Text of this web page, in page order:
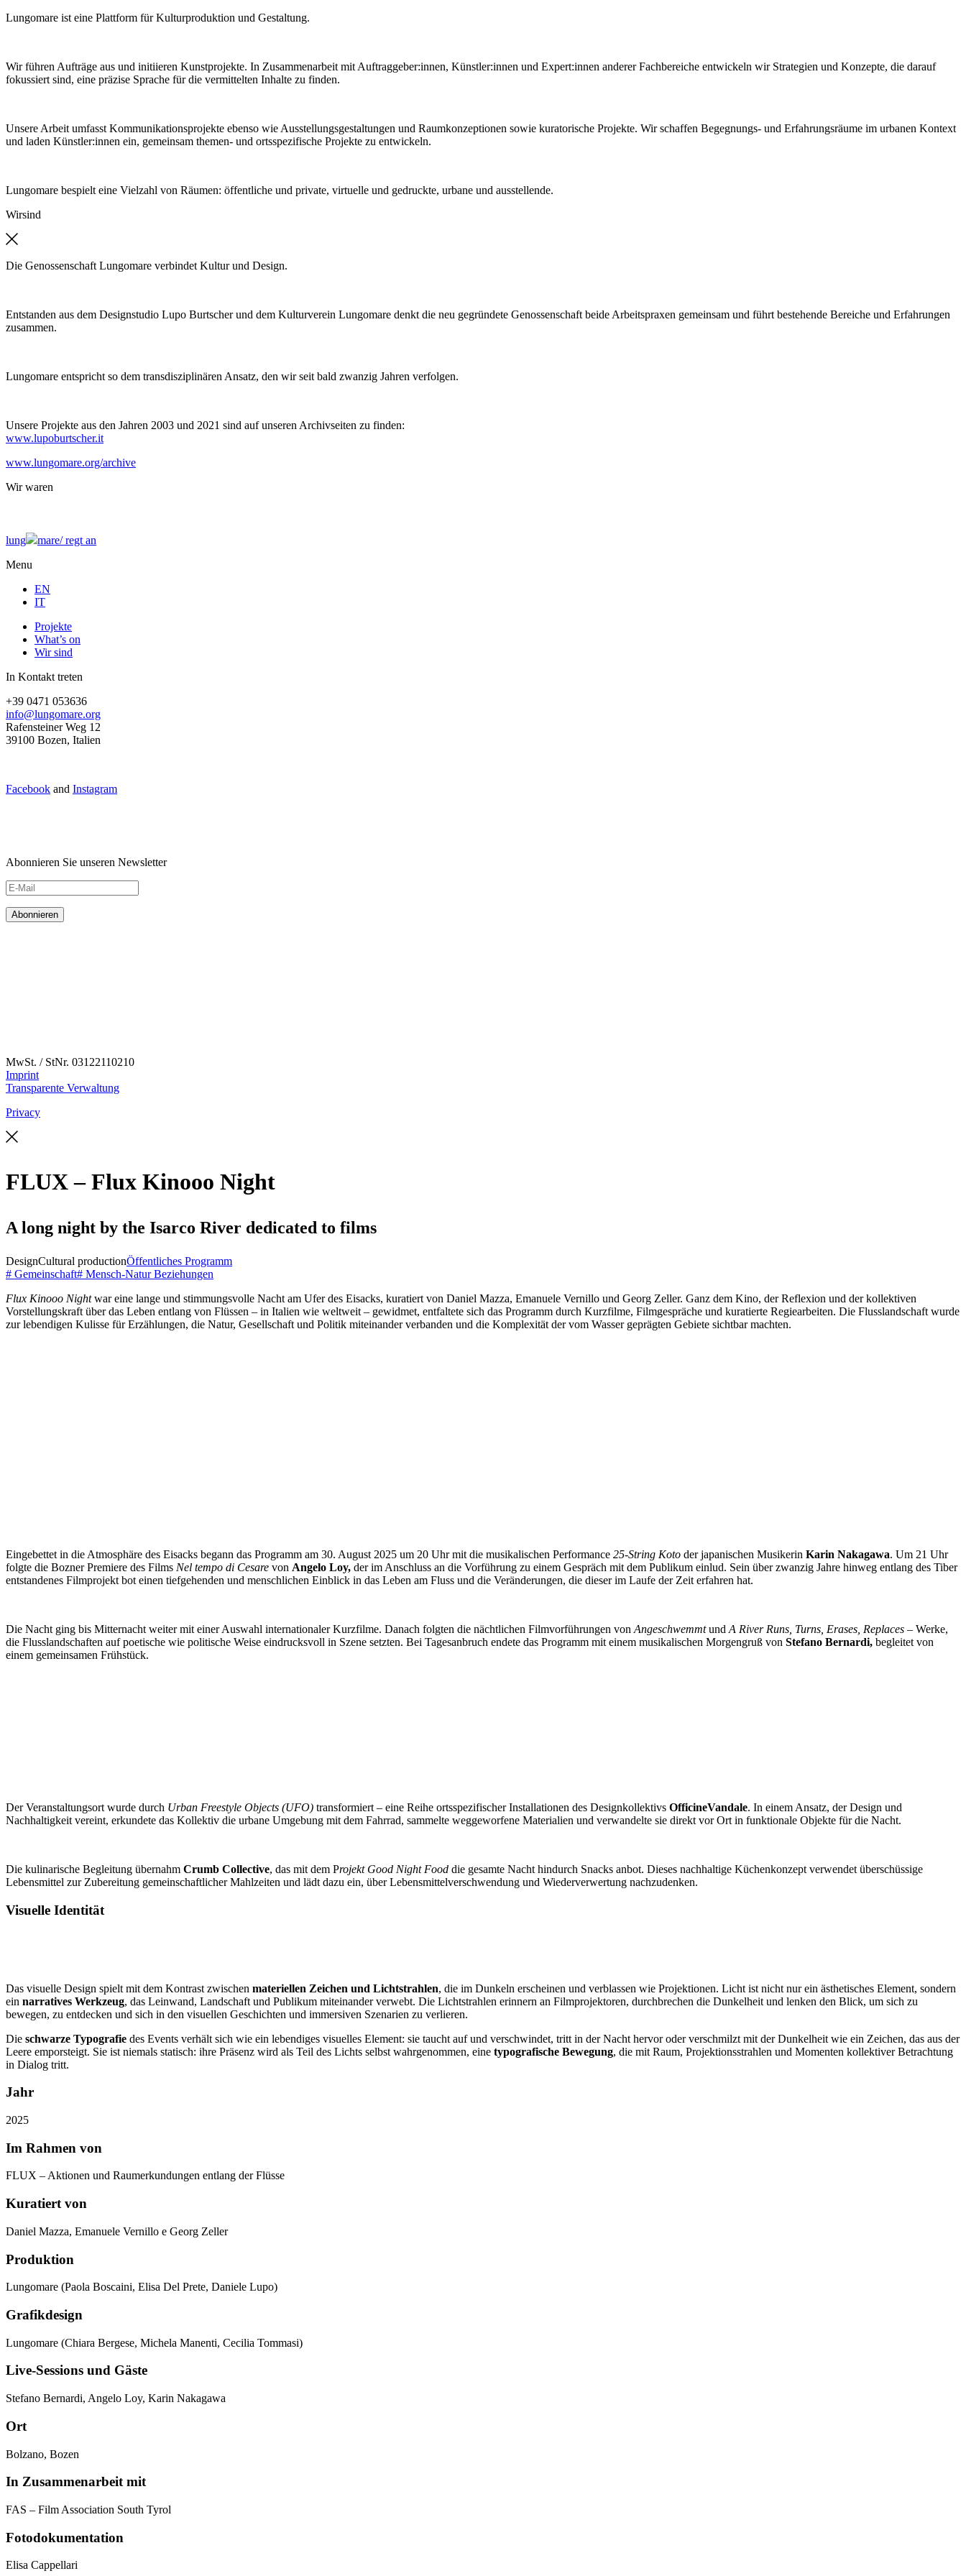
Lungomare ist eine Plattform für Kulturproduktion und Gestaltung.
Wir führen Aufträge aus und initiieren Kunstprojekte. In Zusammenarbeit mit Auftraggeber:innen, Künstler:innen und Expert:innen anderer Fachbereiche entwickeln wir Strategien und Konzepte, die darauf
fokussiert sind, eine präzise Sprache für die vermittelten Inhalte zu finden.
Unsere Arbeit umfasst Kommunikationsprojekte ebenso wie Ausstellungsgestaltungen und Raumkonzeptionen sowie kuratorische Projekte. Wir schaffen Begegnungs- und Erfahrungsräume im urbanen Kontext
und laden Künstler:innen ein, gemeinsam themen- und ortsspezifische Projekte zu entwickeln.
Lungomare bespielt eine Vielzahl von Räumen: öffentliche und private, virtuelle und gedruckte, urbane und ausstellende.
Wirsind
Die Genossenschaft Lungomare verbindet Kultur und Design.
Entstanden aus dem Designstudio Lupo Burtscher und dem Kulturverein Lungomare denkt die neu gegründete Genossenschaft beide Arbeitspraxen gemeinsam und führt bestehende Bereiche und Erfahrungen
zusammen.
Lungomare entspricht so dem transdisziplinären Ansatz, den wir seit bald zwanzig Jahren verfolgen.
Unsere Projekte aus den Jahren 2003 und 2021 sind auf unseren Archivseiten zu finden:
www.lupoburtscher.it
www.lungomare.org/archive
Wir waren
lung mare/regt an
Menu
EN
IT
Projekte
What’s on
Wir sind
In Kontakt treten
+39 0471 053636
info@lungomare.org
Rafensteiner Weg 12
39100 Bozen, Italien
Facebook and Instagram
Abonnieren Sie unseren Newsletter
MwSt. / StNr. 03122110210
Imprint
Transparente Verwaltung
Privacy
FLUX – Flux Kinooo Night
A long night by the Isarco River dedicated to films
DesignCultural productionÖffentliches Programm
# Gemeinschaft# Mensch-Natur Beziehungen
Flux Kinooo Nightwar eine lange und stimmungsvolle Nacht am Ufer des Eisacks, kuratiert von Daniel Mazza, Emanuele Vernillo und Georg Zeller. Ganz dem Kino, der Reflexion und der kollektiven
Vorstellungskraft über das Leben entlang von Flüssen – in Italien wie weltweit – gewidmet, entfaltete sich das Programm durch Kurzfilme, Filmgespräche und kuratierte Regiearbeiten. Die Flusslandschaft wurde
zur lebendigen Kulisse für Erzählungen, die Natur, Gesellschaft und Politik miteinander verbanden und die Komplexität der vom Wasser geprägten Gebiete sichtbar machten.
Eingebettet in die Atmosphäre des Eisacks begann das Programm am 30. August 2025 um 20 Uhr mit die musikalischen Performance 25-String Koto der japanischen Musikerin Karin Nakagawa. Um 21 Uhr
folgte die Bozner Premiere des Films Nel tempo di Cesare von Angelo Loy, der im Anschluss an die Vorführung zu einem Gespräch mit dem Publikum einlud. Sein über zwanzig Jahre hinweg entlang des Tiber
entstandenes Filmprojekt bot einen tiefgehenden und menschlichen Einblick in das Leben am Fluss und die Veränderungen, die dieser im Laufe der Zeit erfahren hat.
Die Nacht ging bis Mitternacht weiter mit einer Auswahl internationaler Kurzfilme. Danach folgten die nächtlichen Filmvorführungen von Angeschwemmtund A River Runs, Turns, Erases, Replaces – Werke,
die Flusslandschaften auf poetische wie politische Weise eindrucksvoll in Szene setzten. Bei Tagesanbruch endete das Programm mit einem musikalischen Morgengruß von Stefano Bernardi, begleitet von
einem gemeinsamen Frühstück.
Der Veranstaltungsort wurde durch Urban Freestyle Objects (UFO) transformiert – eine Reihe ortsspezifischer Installationen des Designkollektivs OfficineVandale. In einem Ansatz, der Design und
Nachhaltigkeit vereint, erkundete das Kollektiv die urbane Umgebung mit dem Fahrrad, sammelte weggeworfene Materialien und verwandelte sie direkt vor Ort in funktionale Objekte für die Nacht.
Die kulinarische Begleitung übernahm Crumb Collective, das mit dem Projekt Good Night Food die gesamte Nacht hindurch Snacks anbot. Dieses nachhaltige Küchenkonzept verwendet überschüssige
Lebensmittel zur Zubereitung gemeinschaftlicher Mahlzeiten und lädt dazu ein, über Lebensmittelverschwendung und Wiederverwertung nachzudenken.
Visuelle Identität
Das visuelle Design spielt mit dem Kontrast zwischen materiellen Zeichen und Lichtstrahlen, die im Dunkeln erscheinen und verblassen wie Projektionen. Licht ist nicht nur ein ästhetisches Element, sondern
ein narratives Werkzeug, das Leinwand, Landschaft und Publikum miteinander verwebt. Die Lichtstrahlen erinnern an Filmprojektoren, durchbrechen die Dunkelheit und lenken den Blick, um sich zu
bewegen, zu entdecken und sich in den visuellen Geschichten und immersiven Szenarien zu verlieren.
Die schwarze Typografie des Events verhält sich wie ein lebendiges visuelles Element: sie taucht auf und verschwindet, tritt in der Nacht hervor oder verschmilzt mit der Dunkelheit wie ein Zeichen, das aus der
Leere emporsteigt. Sie ist niemals statisch: ihre Präsenz wird als Teil des Lichts selbst wahrgenommen, eine typografische Bewegung, die mit Raum, Projektionsstrahlen und Momenten kollektiver Betrachtung
in Dialog tritt.
Jahr
2025
Im Rahmen von
FLUX – Aktionen und Raumerkundungen entlang der Flüsse
Kuratiert von
Daniel Mazza, Emanuele Vernillo e Georg Zeller
Produktion
Lungomare (Paola Boscaini, Elisa Del Prete, Daniele Lupo)
Grafikdesign
Lungomare (Chiara Bergese, Michela Manenti, Cecilia Tommasi)
Live-Sessions und Gäste
Stefano Bernardi, Angelo Loy, Karin Nakagawa
Ort
Bolzano, Bozen
In Zusammenarbeit mit
FAS – Film Association South Tyrol
Fotodokumentation
Elisa Cappellari